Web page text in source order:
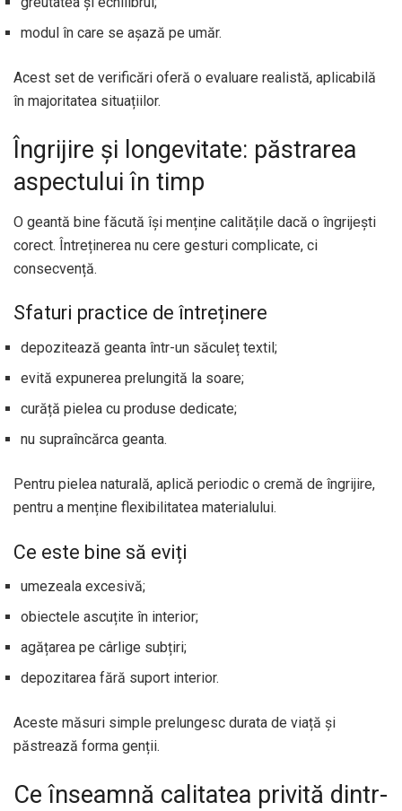
modul în care se așază pe umăr.
Acest set de verificări oferă o evaluare realistă, aplicabilă
în majoritatea situațiilor.
Îngrijire și longevitate: păstrarea
aspectului în timp
O geantă bine făcută își menține calitățile dacă o îngrijești
corect. Întreținerea nu cere gesturi complicate, ci
consecvență.
Sfaturi practice de întreținere
depozitează geanta într-un săculeț textil;
evită expunerea prelungită la soare;
curăță pielea cu produse dedicate;
nu supraîncărca geanta.
Pentru pielea naturală, aplică periodic o cremă de îngrijire,
pentru a menține flexibilitatea materialului.
Ce este bine să eviți
umezeala excesivă;
obiectele ascuțite în interior;
agățarea pe cârlige subțiri;
depozitarea fără suport interior.
Aceste măsuri simple prelungesc durata de viață și
păstrează forma genții.
Ce înseamnă calitatea privită dintr-